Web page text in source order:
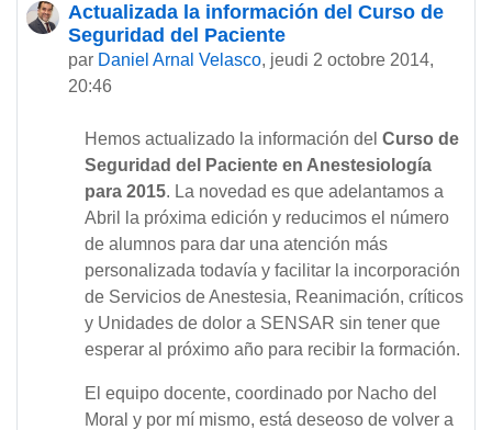
Actualizada la información del Curso de
Seguridad del Paciente
par Daniel Arnal Velasco, jeudi 2 octobre 2014,
20:46
Nombre de réponses : 0
Hemos actualizado la información del Curso de
Seguridad del Paciente en Anestesiología
para 2015. La novedad es que adelantamos a
Abril la próxima edición y reducimos el número
de alumnos para dar una atención más
personalizada todavía y facilitar la incorporación
de Servicios de Anestesia, Reanimación, críticos
y Unidades de dolor a SENSAR sin tener que
esperar al próximo año para recibir la formación.
El equipo docente, coordinado por Nacho del
Moral y por mí mismo, está deseoso de volver a